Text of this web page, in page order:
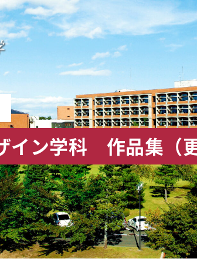
宮
城
学
院
女
子
大
学
イン学科 作品集（更